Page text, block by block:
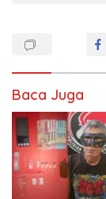
Baca Juga